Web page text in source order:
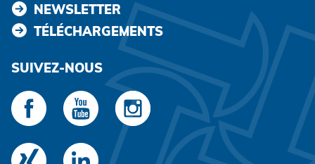
NEWSLETTER
TÉLÉCHARGEMENTS
SUIVEZ-NOUS